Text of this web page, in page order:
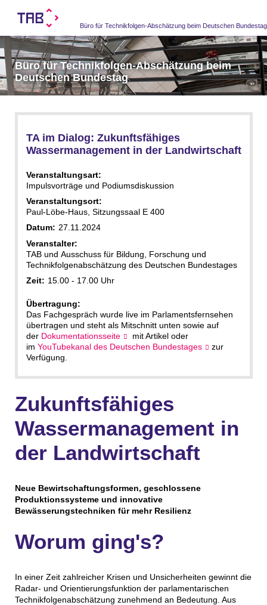
Büro für Technikfolgen-Abschätzung beim Deutschen Bundestag
Büro für Technikfolgen-Abschätzung beim
Deutschen Bundestag
TA im Dialog: Zukunftsfähiges
Wassermanagement in der Landwirtschaft
Veranstaltungsart:
Impulsvorträge und Podiumsdiskussion
Veranstaltungsort:
Paul-Löbe-Haus, Sitzungssaal E 400
Datum: 27.11.2024
Veranstalter:
TAB und Ausschuss für Bildung, Forschung und
Technikfolgenabschätzung des Deutschen Bundestages
Zeit: 15.00 - 17.00 Uhr
Übertragung:
Das Fachgespräch wurde live im Parlamentsfernsehen
übertragen und steht als Mitschnitt unten sowie auf
der Dokumentationsseite
mit Artikel oder
im YouTubekanal des Deutschen Bundestages
zur
Verfügung.
Zukunftsfähiges
Wassermanagement in
der Landwirtschaft
Neue Bewirtschaftungsformen, geschlossene
Produktionssysteme und innovative
Bewässerungstechniken für mehr Resilienz
Worum ging's?
In einer Zeit zahlreicher Krisen und Unsicherheiten gewinnt die
Radar- und Orientierungsfunktion der parlamentarischen
Technikfolgenabschätzung zunehmend an Bedeutung. Aus